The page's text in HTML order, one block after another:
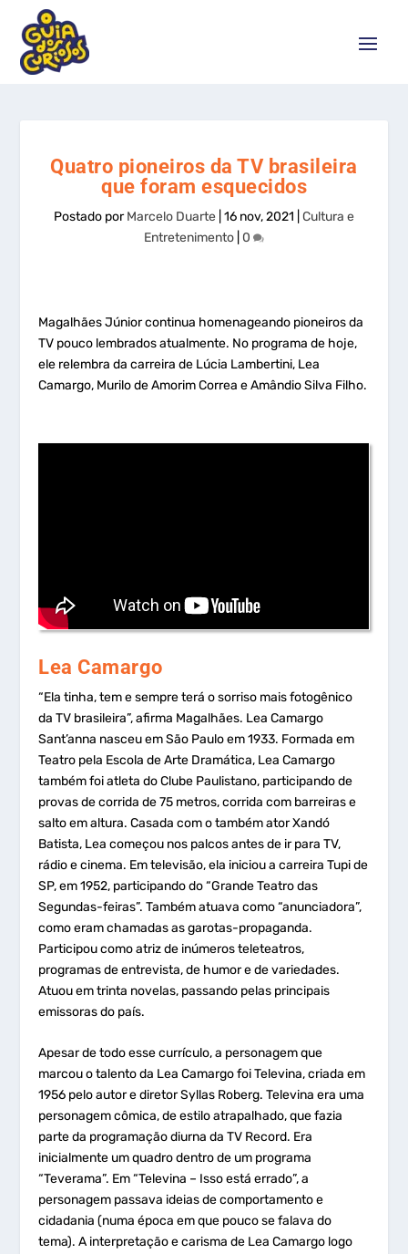
Quatro pioneiros da TV brasileira
que foram esquecidos
Postado porMarcelo Duarte 16 nov, 2021 Cultura e
Entretenimento 0
Magalhães Júnior continua homenageando pioneiros da
TV pouco lembrados atualmente. No programa de hoje,
ele relembra da carreira de Lúcia Lambertini, Lea
Camargo, Murilo de Amorim Correa e Amândio Silva Filho.
Lea Camargo
“Ela tinha, tem e sempre terá o sorriso mais fotogênico
da TV brasileira”, afirma Magalhães. Lea Camargo
Sant’anna nasceu em São Paulo em 1933. Formada em
Teatro pela Escola de Arte Dramática, Lea Camargo
também foi atleta do Clube Paulistano, participando de
provas de corrida de 75 metros, corrida com barreiras e
salto em altura. Casada com o também ator Xandó
Batista, Lea começou nos palcos antes de ir para TV,
rádio e cinema. Em televisão, ela iniciou a carreira Tupi de
SP, em 1952, participando do “Grande Teatro das
Segundas-feiras”. Também atuava como “anunciadora”,
como eram chamadas as garotas-propaganda.
Participou como atriz de inúmeros teleteatros,
programas de entrevista, de humor e de variedades.
Atuou em trinta novelas, passando pelas principais
emissoras do país.
Apesar de todo esse currículo, a personagem que
marcou o talento da Lea Camargo foi Televina, criada em
1956 pelo autor e diretor Syllas Roberg. Televina era uma
personagem cômica, de estilo atrapalhado, que fazia
parte da programação diurna da TV Record. Era
inicialmente um quadro dentro de um programa
“Teverama”. Em “Televina – Isso está errado”, a
personagem passava ideias de comportamento e
cidadania (numa época em que pouco se falava do
tema). A interpretação e carisma de Lea Camargo logo